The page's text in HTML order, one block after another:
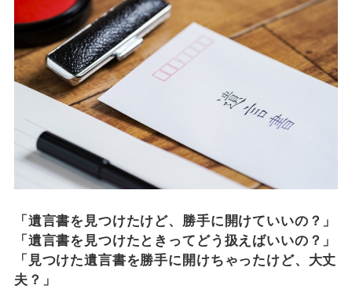
「遺言書を見つけたけど、勝手に開けていいの？」
「遺言書を見つけたときってどう扱えばいいの？」
「見つけた遺言書を勝手に開けちゃったけど、大丈
夫？」